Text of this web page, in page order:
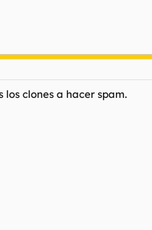
clones a hacer spam.